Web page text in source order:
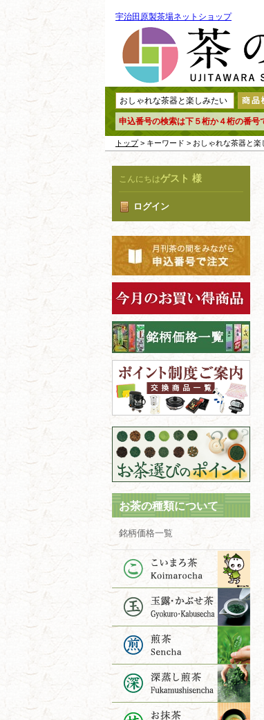
宇治田原製茶場ネットショップ
申込番号の検索は下５桁か４桁の番号
トップ> キーワード > おしゃれな茶器と楽
こんにちはゲスト 様
ログイン
お茶の種類について
銘柄価格一覧